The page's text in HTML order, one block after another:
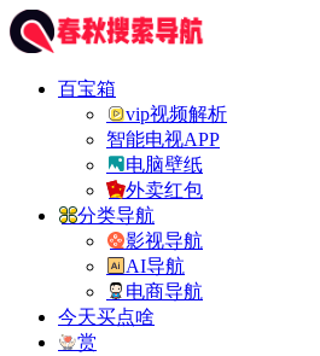
百宝箱
vip视频解析
智能电视APP
电脑壁纸
外卖红包
分类导航
影视导航
AI导航
电商导航
今天买点啥
赏